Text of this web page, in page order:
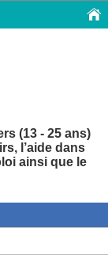
(13 - 25 ans)
l’aide dans
ainsi que le